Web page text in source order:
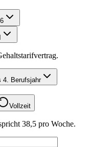
4. Berufsjahr
Vollzeit
38,5 pro Woche.